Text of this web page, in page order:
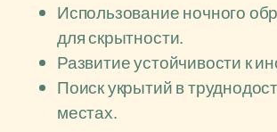
Использование ночного
для скрытности.
Развитие устойчивости к
Поиск укрытий в
местах.